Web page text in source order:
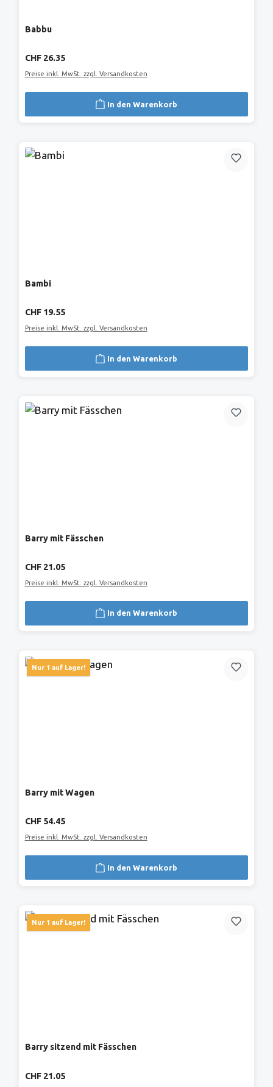
Babbu
Regulärer Preis:
CHF 26.35
Preise inkl. MwSt. zzgl. Versandkosten
In den Warenkorb
Bambi
Regulärer Preis:
CHF 19.55
Preise inkl. MwSt. zzgl. Versandkosten
In den Warenkorb
Barry mit Fässchen
Regulärer Preis:
CHF 21.05
Preise inkl. MwSt. zzgl. Versandkosten
In den Warenkorb
Nur 1 auf Lager!
Barry mit Wagen
Regulärer Preis:
CHF 54.45
Preise inkl. MwSt. zzgl. Versandkosten
In den Warenkorb
Nur 1 auf Lager!
Barry sitzend mit Fässchen
Regulärer Preis:
CHF 21.05